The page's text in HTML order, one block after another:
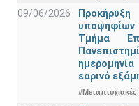
09/06/2026
υποψηφίων
Τμήμα
εαρινό